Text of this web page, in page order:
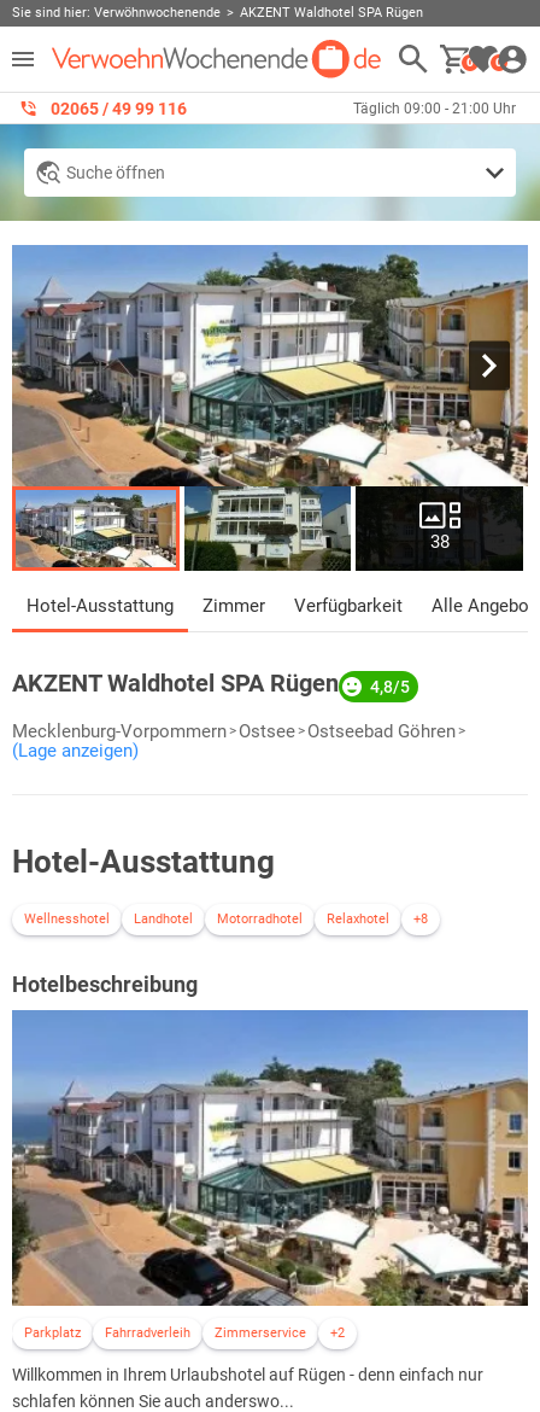
Sie sind hier: Verwöhnwochenende AKZENT Waldhotel SPA Rügen
0 0
02065 / 49 ‌99 116 Täglich 09:00 - 21:00 Uhr
Suche öffnen
38
Hotel-Ausstattung Zimmer Verfügbarkeit Alle
AKZENT Waldhotel SPA Rügen 4,8/5
Mecklenburg-Vorpommern Ostsee
Ostseebad Göhren
(Lage anzeigen)
Hotel-Ausstattung
Wellnesshotel Landhotel Motorradhotel Relaxhotel +8
Hotelbeschreibung
Parkplatz Fahrradverleih Zimmerservice +2
Willkommen in Ihrem Urlaubshotel auf Rügen - denn einfach nur
schlafen können Sie auch anderswo...